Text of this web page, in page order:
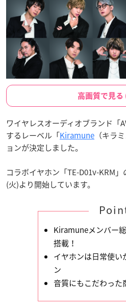
高画質で見る
ワイヤレスオーディオブランド「
するレーベル「Kiramune （キラ
ョンが決定しました。
コラボイヤホン「TE-D01v-KRM
(火)より開始しています。
Kiramuneメンバー
搭載！
イヤホンは日常使い
ン
音質にもこだわった